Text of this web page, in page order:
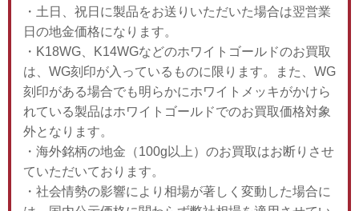
・土日、祝日に製品をお送りいただいた場合は翌営業
日の地金価格になります。
・K18WG、K14WGなどのホワイトゴールドのお買取
は、WG刻印が入っているものに限ります。また、WG
刻印がある場合でも明らかにホワイトメッキがかけら
れている製品はホワイトゴールドでのお買取価格対象
外となります。
・海外銘柄の地金（100g以上）のお買取はお断りさせ
ていただいております。
・社会情勢の影響により相場が著しく変動した場合に